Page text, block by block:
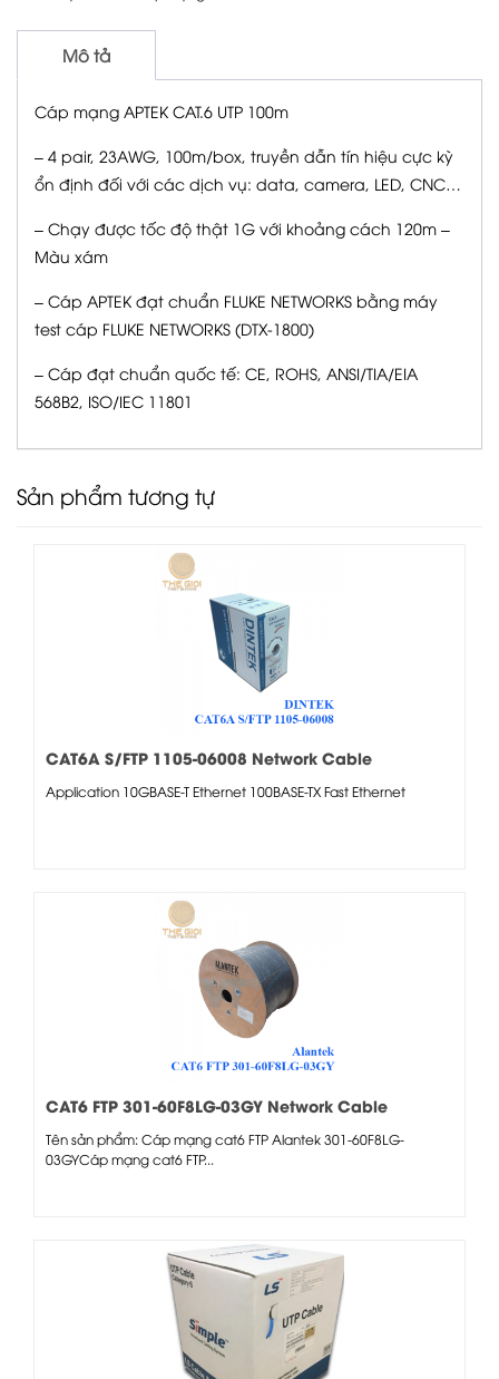
Mô tả
Cáp mạng APTEK CAT.6 UTP 100m
– 4 pair, 23AWG, 100m/box, truyền dẫn tín hiệu cực kỳ
ổn định đối với các dịch vụ: data, camera, LED, CNC…
– Chạy được tốc độ thật 1G với khoảng cách 120m –
Màu xám
– Cáp APTEK đạt chuẩn FLUKE NETWORKS bằng máy
test cáp FLUKE NETWORKS (DTX-1800)
– Cáp đạt chuẩn quốc tế: CE, ROHS, ANSI/TIA/EIA
568B2, ISO/IEC 11801
Sản phẩm tương tự
CAT6A S/FTP 1105-06008 Network Cable
Application 10GBASE-T Ethernet 100BASE-TX Fast Ethernet
CAT6 FTP 301-60F8LG-03GY Network Cable
Tên sản phẩm: Cáp mạng cat6 FTP Alantek 301-60F8LG-
03GYCáp mạng cat6 FTP...